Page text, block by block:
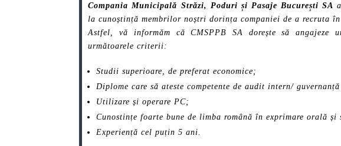
Compania Municipală Străzi, Poduri și Pasaje București SA
la cunoștință membrilor noștri dorința companiei de a recruta
Astfel, vă informăm că CMSPPB SA dorește să angajeze
următoarele criterii:
Studii superioare, de preferat economice;
Diplome care să ateste competente de audit intern/
Utilizare și operare PC;
Cunostințe foarte bune de limba română în exprimare orală și
Experiență cel puțin 5 ani.